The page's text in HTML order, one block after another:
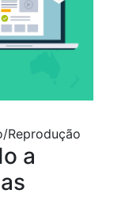
Reprodução
a